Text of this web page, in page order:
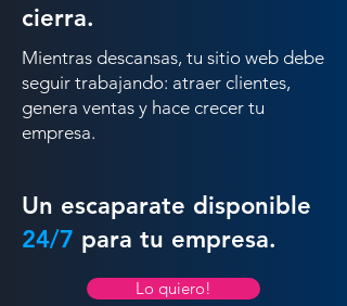
cierra.
Mientras descansas, tu sitio web debe
seguir trabajando: atraer clientes,
genera ventas y hace crecer tu
empresa.
Un escaparate disponible
24/7 para tu empresa.
Lo quiero!